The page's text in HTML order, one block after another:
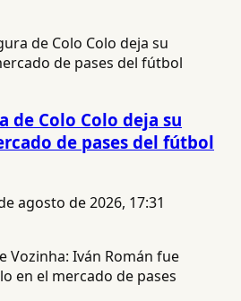
de Colo Colo deja su
de pases del fútbol
agosto de 2026, 17:31